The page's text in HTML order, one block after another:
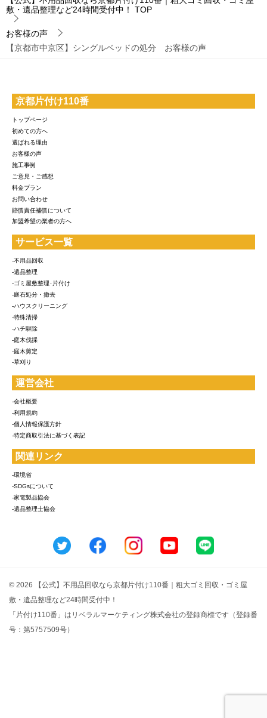
敷・遺品整理など24時間受付中！
TOP
お客様の声
【京都市中京区】シングルベッドの処分 お客様の声
京都片付け110番
トップページ
初めての方へ
選ばれる理由
お客様の声
施工事例
ご意見・ご感想
料金プラン
お問い合わせ
賠償責任補償について
加盟希望の業者の方へ
サービス一覧
-不用品回収
-遺品整理
-ゴミ屋敷整理･片付け
-庭石処分・撤去
-ハウスクリーニング
-特殊清掃
-ハチ駆除
-庭木伐採
-庭木剪定
-草刈り
運営会社
-会社概要
-利用規約
-個人情報保護方針
-特定商取引法に基づく表記
関連リンク
-環境省
-SDGsについて
-家電製品協会
-遺品整理士協会
© 2026 【公式】不用品回収なら京都片付け110番｜粗大ゴミ回収・ゴミ屋
敷・遺品整理など24時間受付中！
「片付け110番」はリベラルマーケティング株式会社の登録商標です（登録番
号：第5757509号）